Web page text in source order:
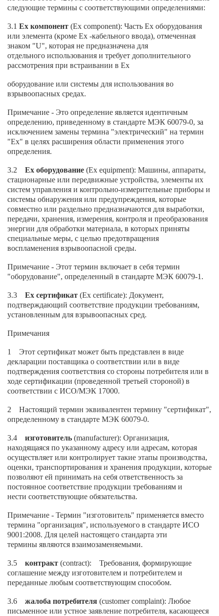
следующие термины с соответствующими определениями:
3.1 Ех компонент (Ex component): Часть Ех оборудования
или элемента (кроме Ех -кабельного ввода), отмеченная
знаком "U", которая не предназначена для
отдельного использования и требует дополнительного
рассмотрения при встраивании в Ех
оборудование или системы для использования во
взрывоопасных средах.
Примечание - Это определение является идентичным
определению, приведенному в стандарте МЭК 60079-0, за
исключением замены термина "электрический" на термин
"Ех" в целях расширения области применения этого
определения.
3.2 Ех оборудование (Ex equipment): Машины, аппараты,
стационарные или передвижные устройства, элементы их
систем управления и контрольно-измерительные приборы и
системы обнаружения или предупреждения, которые
совместно или раздельно предназначаются для выработки,
передачи, хранения, измерения, контроля и преобразования
энергии для обработки материала, в которых приняты
специальные меры, с целью предотвращения
воспламенения взрывоопасной среды.
Примечание - Этот термин включает в себя термин
"оборудование", определенный в стандарте МЭК 60079-1.
3.3 Ех сертификат (Ex certificate): Документ,
подтверждающий соответствие продукции требованиям,
установленным для взрывоопасных сред.
Примечания
1 Этот сертификат может быть представлен в виде
декларации поставщика о соответствии или в виде
подтверждения соответствия со стороны потребителя или в
ходе сертификации (проведенной третьей стороной) в
соответствии с ИСО/МЭК 17000.
2 Настоящий термин эквивалентен термину "сертификат",
определенному в стандарте МЭК 60079-0.
3.4 изготовитель (manufacturer): Организация,
находящаяся по указанному адресу или адресам, которая
осуществляет или контролирует такие этапы производства,
оценки, транспортирования и хранения продукции, которые
позволяют ей принимать на себя ответственность за
постоянное соответствие продукции требованиям и
нести соответствующие обязательства.
Примечание - Термин "изготовитель" применяется вместо
термина "организация", используемого в стандарте ИСО
9001:2008. Для целей настоящего стандарта эти
термины являются взаимозаменяемыми.
3.5 контракт (contract): Требования, формирующие
соглашение между изготовителем и потребителем и
переданные любым соответствующим способом.
3.6 жалоба потребителя (customer complaint): Любое
письменное или устное заявление потребителя, касающееся